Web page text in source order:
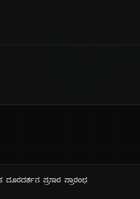
ಪ್ರಸಾರ ಪ್ರಾರಂಭ